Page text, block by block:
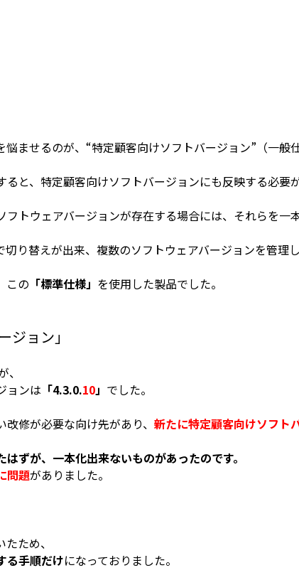
ませるのが、“特定顧客向けソフトバージョン”（一般
と、特定顧客向けソフトバージョンにも反映する必要
トウェアバージョンが存在する場合には、それらを一
り替えが出来、複数のソフトウェアバージョンを管理
この 「標準仕様」 を使用した製品でした。
ジョン」
、
ョンは 「4.3.0.10」 でした。
修が必要な向け先があり、 新たに特定顧客向けソフト
ずが、一本化出来ないものがあったのです。
問題がありました。
ため、
る手順だけになっておりました。